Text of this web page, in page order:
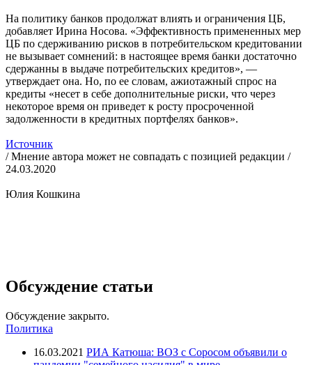
На политику банков продолжат влиять и ограничения ЦБ,
добавляет Ирина Носова. «Эффективность примененных мер
ЦБ по сдерживанию рисков в потребительском кредитовании
не вызывает сомнений: в настоящее время банки достаточно
сдержанны в выдаче потребительских кредитов», —
утверждает она. Но, по ее словам, ажиотажный спрос на
кредиты «несет в себе дополнительные риски, что через
некоторое время он приведет к росту просроченной
задолженности в кредитных портфелях банков».
Источник
/ Мнение автора может не совпадать с позицией редакции /
24.03.2020
Юлия Кошкина
Обсуждение статьи
Обсуждение закрыто.
Политика
16.03.2021 РИА Катюша: ВОЗ с Соросом объявили о